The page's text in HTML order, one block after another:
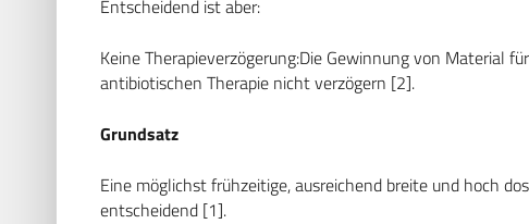
Entscheidend ist aber:
Keine Therapieverzögerung:Die Gewinnung von Material
antibiotischen Therapie nicht verzögern [2].
Grundsatz
Eine möglichst frühzeitige, ausreichend breite und hoch
entscheidend [1].